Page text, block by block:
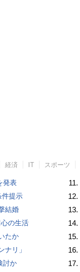
経済 IT スポーツ
発表
件提示
結婚
の生活
たか
ナリ」
討か
11.
12.
13.
14.
15.
16.
17.